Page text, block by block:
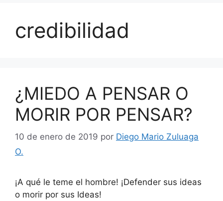
credibilidad
¿MIEDO A PENSAR O
MORIR POR PENSAR?
10 de enero de 2019 por Diego Mario Zuluaga
O.
¡A qué le teme el hombre! ¡Defender sus ideas
o morir por sus Ideas!